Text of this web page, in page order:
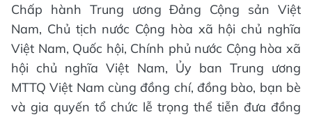
Chấp hành Trung ương Đảng Cộng sản Việt
Nam, Chủ tịch nước Cộng hòa xã hội chủ nghĩa
Việt Nam, Quốc hội, Chính phủ nước Cộng hòa xã
hội chủ nghĩa Việt Nam, Ủy ban Trung ương
MTTQ Việt Nam cùng đồng chí, đồng bào, bạn bè
và gia quyến tổ chức lễ trọng thể tiễn đưa đồng